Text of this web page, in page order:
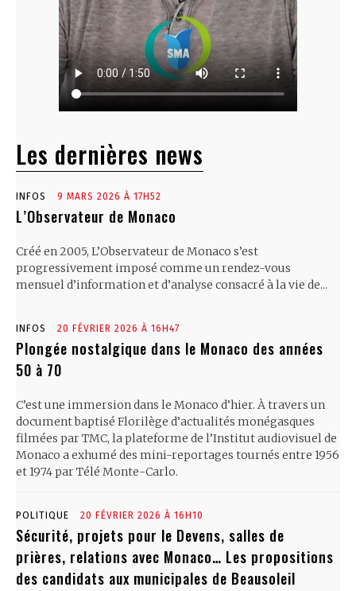
Les dernières news
INFOS 9 MARS 2026 À 17H52
L’Observateur de Monaco
Créé en 2005, L’Observateur de Monaco s’est
progressivement imposé comme un rendez-vous
mensuel d’information et d’analyse consacré à la vie de...
INFOS 20 FÉVRIER 2026 À 16H47
Plongée nostalgique dans le Monaco des années
50 à 70
C’est une immersion dans le Monaco d’hier. À travers un
document baptisé Florilège d’actualités monégasques
filmées par TMC, la plateforme de l’Institut audiovisuel de
Monaco a exhumé des mini-reportages tournés entre 1956
et 1974 par Télé Monte-Carlo.
POLITIQUE 20 FÉVRIER 2026 À 16H10
Sécurité, projets pour le Devens, salles de
prières, relations avec Monaco… Les propositions
des candidats aux municipales de Beausoleil